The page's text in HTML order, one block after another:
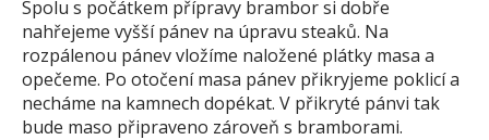
Spolu s počátkem přípravy brambor si dobře
nahřejeme vyšší pánev na úpravu steaků. Na
rozpálenou pánev vložíme naložené plátky masa a
opečeme. Po otočení masa pánev přikryjeme poklicí a
necháme na kamnech dopékat. V přikryté pánvi tak
bude maso připraveno zároveň s bramborami.